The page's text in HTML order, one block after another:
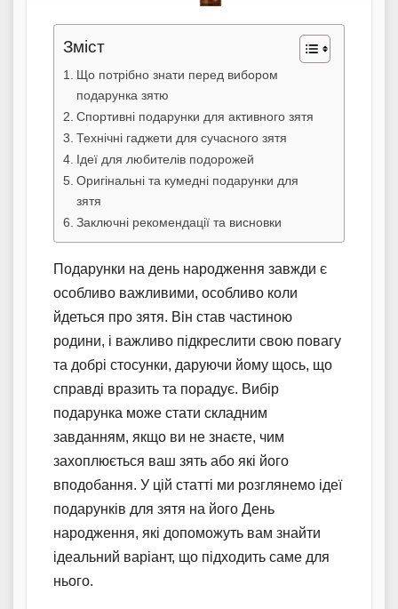
Зміст
Що потрібно знати перед вибором
подарунка зятю
Спортивні подарунки для активного зятя
Технічні гаджети для сучасного зятя
Ідеї для любителів подорожей
Оригінальні та кумедні подарунки для
зятя
Заключні рекомендації та висновки
Подарунки на день народження завжди є
особливо важливими, особливо коли
йдеться про зятя. Він став частиною
родини, і важливо підкреслити свою повагу
та добрі стосунки, даруючи йому щось, що
справді вразить та порадує. Вибір
подарунка може стати складним
завданням, якщо ви не знаєте, чим
захоплюється ваш зять або які його
вподобання. У цій статті ми розглянемо ідеї
подарунків для зятя на його День
народження, які допоможуть вам знайти
ідеальний варіант, що підходить саме для
нього.